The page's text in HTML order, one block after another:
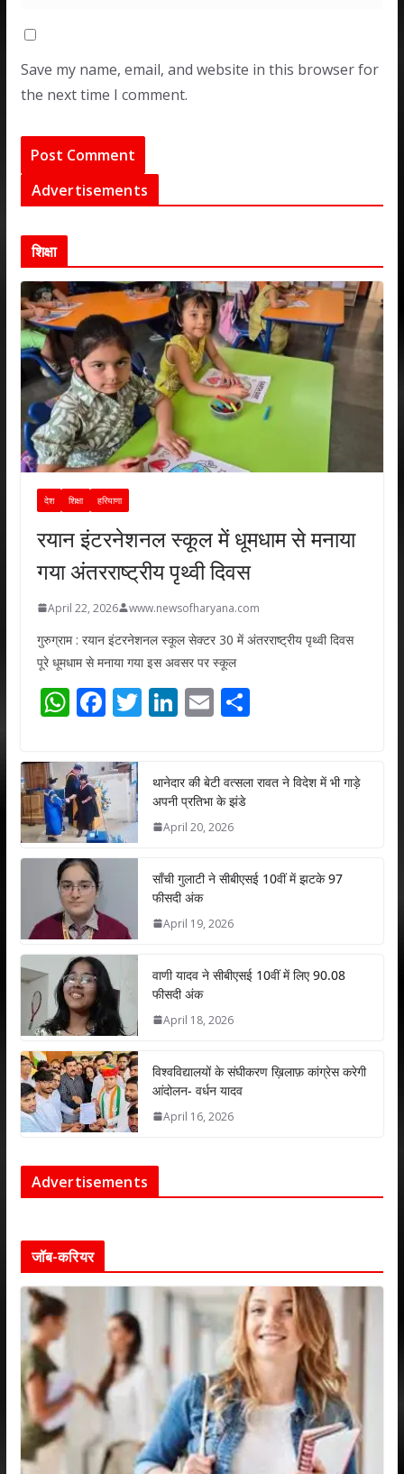
Save my name, email, and website in this browser for
the next time I comment.
Advertisements
शिक्षा
देश शिक्षा हरियाणा
रयान इंटरनेशनल स्कूल में धूमधाम से मनाया
गया अंतरराष्ट्रीय पृथ्वी दिवस
April 22, 2026 www.newsofharyana.com
गुरुग्राम : रयान इंटरनेशनल स्कूल सेक्टर 30 में अंतरराष्ट्रीय पृथ्वी दिवस
पूरे धूमधाम से मनाया गया इस अवसर पर स्कूल
W
at
s
A
p
p
F
e
b
o
o
T
er
Li
e
dI
E
l
S
e
थानेदार की बेटी वत्सला रावत ने विदेश में भी गाड़े
अपनी प्रतिभा के झंडे
April 20, 2026
साँची गुलाटी ने सीबीएसई 10वीं में झटके 97
फीसदी अंक
April 19, 2026
वाणी यादव ने सीबीएसई 10वीं में लिए 90.08
फीसदी अंक
April 18, 2026
विश्वविद्यालयों के संघीकरण ख़िलाफ़ कांग्रेस करेगी
आंदोलन- वर्धन यादव
April 16, 2026
Advertisements
जॉब-करियर